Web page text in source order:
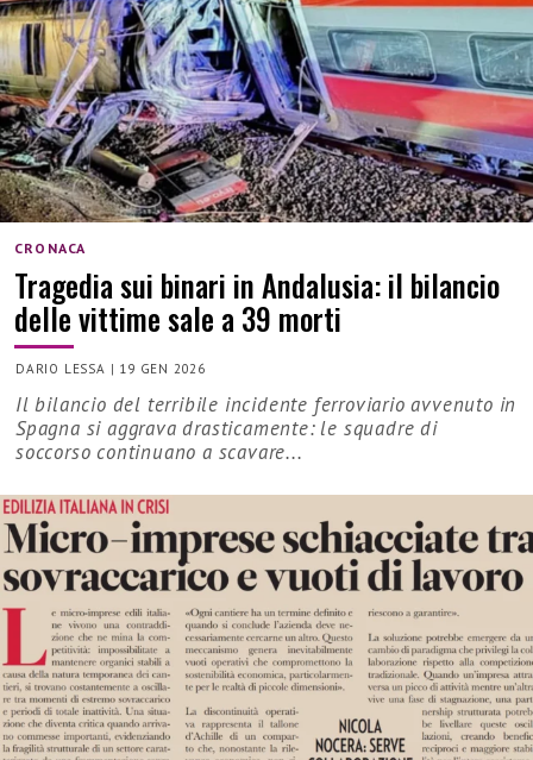
CRONACA
Tragedia sui binari in Andalusia: il bilancio
delle vittime sale a 39 morti
DARIO LESSA | 19 GEN 2026
Il bilancio del terribile incidente ferroviario avvenuto in
Spagna si aggrava drasticamente: le squadre di
soccorso continuano a scavare...